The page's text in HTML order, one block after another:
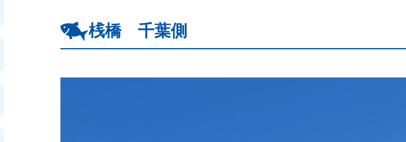
桟橋 千葉側